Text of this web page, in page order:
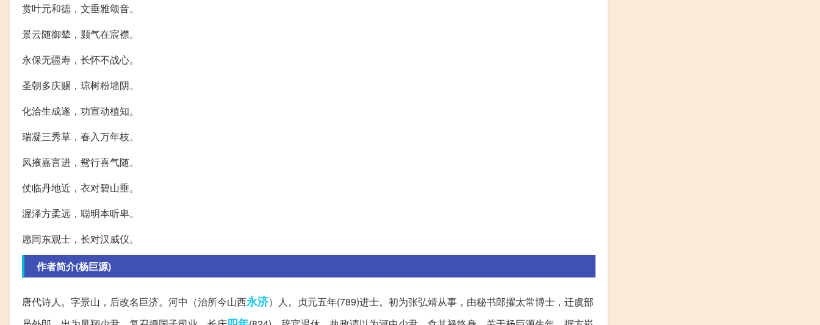
赏叶元和德，文垂雅颂音。
景云随御辇，颢气在宸襟。
永保无疆寿，长怀不战心。
圣朝多庆赐，琼树粉墙阴。
化洽生成遂，功宣动植知。
瑞凝三秀草，春入万年枝。
凤掖嘉言进，鸳行喜气随。
仗临丹地近，衣对碧山垂。
渥泽方柔远，聪明本听卑。
愿同东观士，长对汉威仪。
作者简介(杨巨源)
唐代诗人。字景山，后改名巨济。河中（治所今山西永济）人。贞元五年(789)进士。初为张弘靖从事，由秘书郎擢太常博士，迁虞部